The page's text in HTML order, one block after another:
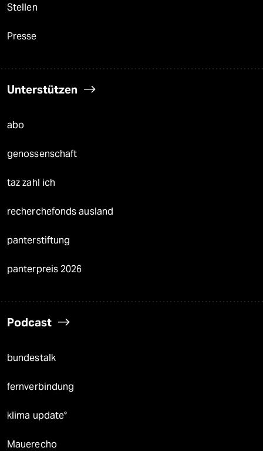
Stellen
Presse
Unterstützen
abo
genossenschaft
taz zahl ich
recherchefonds ausland
panterstiftung
panterpreis 2026
Podcast
bundestalk
fernverbindung
klima update°
Mauerecho